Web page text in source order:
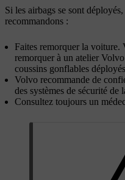
Si les airbags se sont
recommandons :
Faites remorquer la voiture.
remorquer à un atelier
coussins gonflables
Volvo recommande de
des systèmes de sécurité
Consultez toujours un